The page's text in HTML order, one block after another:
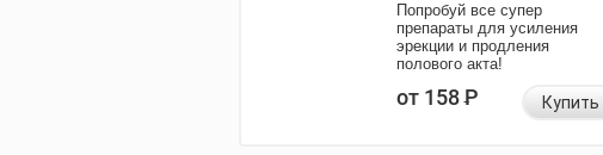
Попробуй все супер
препараты для усиления
эрекции и продления
полового акта!
от 158Р Купить